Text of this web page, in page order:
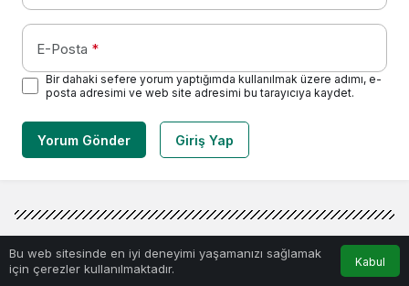
E-Posta *
Bir dahaki sefere yorum yaptığımda kullanılmak üzere adımı, e-
posta adresimi ve web site adresimi bu tarayıcıya kaydet.
Yorum Gönder Giriş Yap
Bu web sitesinde en iyi deneyimi yaşamanızı sağlamak
için çerezler kullanılmaktadır.
Kabul
Anasayfa Akış Bildirimler
0